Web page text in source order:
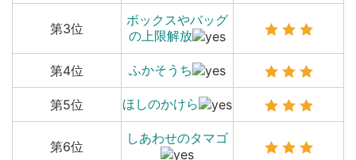
第3位
ボックスやバッグ
の上限解放
第4位 ふかそうち
第5位 ほしのかけら
第6位
しあわせのタマゴ